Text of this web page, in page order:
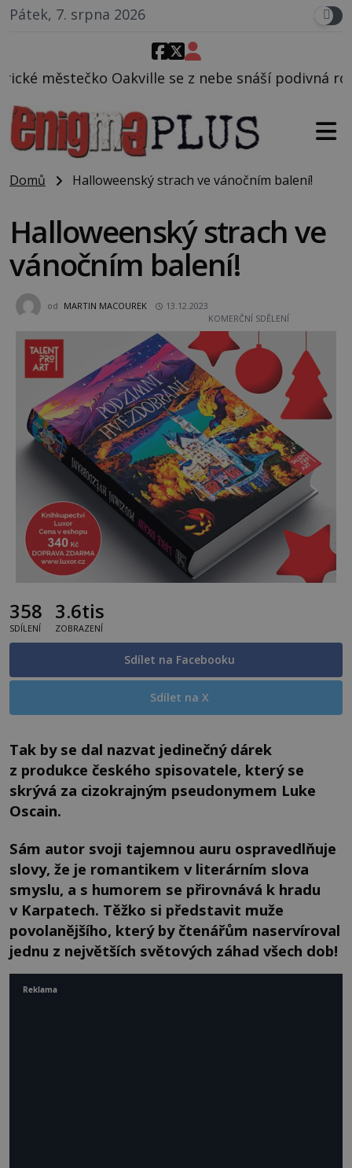
Pátek, 7. srpna 2026
se z nebe snáší podivná rosolovitá látka
Domů Halloweenský strach ve vánočním balení!
Halloweenský strach ve
vánočním balení!
od MARTIN MACOUREK
13.12.2023
KOMERČNÍ SDĚLENÍ
358
SDÍLENÍ
3.6tis
ZOBRAZENÍ
Sdílet na Facebooku
Sdílet na X
Tak by se dal nazvat jedinečný dárek
z produkce českého spisovatele, který se
skrývá za cizokrajným pseudonymem Luke
Oscain.
Sám autor svoji tajemnou auru ospravedlňuje
slovy, že je romantikem v literárním slova
smyslu, a s humorem se přirovnává k hradu
v Karpatech. Těžko si představit muže
povolanějšího, který by čtenářům naservíroval
jednu z největších světových záhad všech dob!
Reklama